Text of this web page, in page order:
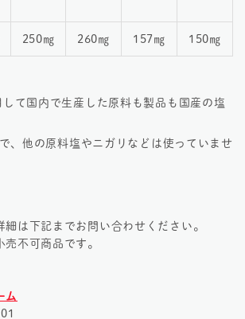
250㎎ 260㎎ 157㎎ 150㎎
て国内で生産した原料も製品も国産の塩
、他の原料塩やニガリなどは使っていませ
は下記までお問い合わせください。
不可商品です。
ム